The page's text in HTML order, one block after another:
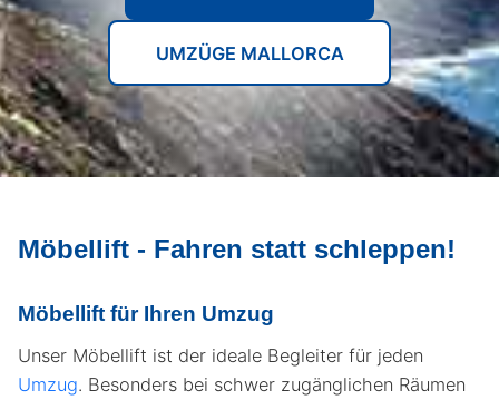
UMZÜGE MALLORCA
Möbellift - Fahren statt schleppen!
Möbellift für Ihren Umzug
Unser Möbellift ist der ideale Begleiter für jeden
Umzug. Besonders bei schwer zugänglichen Räumen